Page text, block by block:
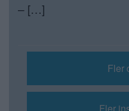
– […]
Fler
Fler